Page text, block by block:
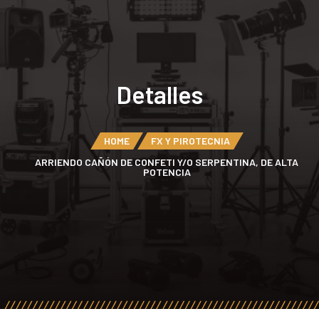
Detalles
HOME
FX Y PIROTECNIA
ARRIENDO CAÑÓN DE CONFETI Y/O SERPENTINA, DE ALTA
POTENCIA